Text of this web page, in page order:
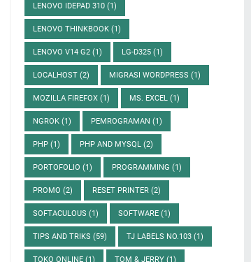
LENOVO IDEPAD 310 (1)
LENOVO THINKBOOK (1)
LENOVO V14 G2 (1) LG-D325 (1)
LOCALHOST (2) MIGRASI WORDPRESS (1)
MOZILLA FIREFOX (1) MS. EXCEL (1)
NGROK (1) PEMROGRAMAN (1)
PHP (1) PHP AND MYSQL (2)
PORTOFOLIO (1) PROGRAMMING (1)
PROMO (2) RESET PRINTER (2)
SOFTACULOUS (1) SOFTWARE (1)
TIPS AND TRIKS (59) TJ LABELS NO.103 (1)
TOKO ONLINE (1) TOM & JERRY (1)